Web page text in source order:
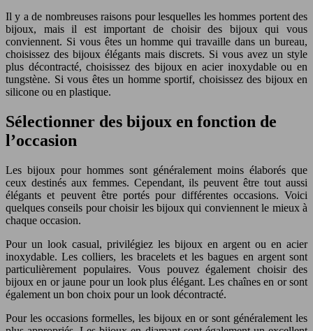
Il y a de nombreuses raisons pour lesquelles les hommes portent des
bijoux, mais il est important de choisir des bijoux qui vous
conviennent. Si vous êtes un homme qui travaille dans un bureau,
choisissez des bijoux élégants mais discrets. Si vous avez un style
plus décontracté, choisissez des bijoux en acier inoxydable ou en
tungstène. Si vous êtes un homme sportif, choisissez des bijoux en
silicone ou en plastique.
Sélectionner des bijoux en fonction de
l’occasion
Les bijoux pour hommes sont généralement moins élaborés que
ceux destinés aux femmes. Cependant, ils peuvent être tout aussi
élégants et peuvent être portés pour différentes occasions. Voici
quelques conseils pour choisir les bijoux qui conviennent le mieux à
chaque occasion.
Pour un look casual, privilégiez les bijoux en argent ou en acier
inoxydable. Les colliers, les bracelets et les bagues en argent sont
particulièrement populaires. Vous pouvez également choisir des
bijoux en or jaune pour un look plus élégant. Les chaînes en or sont
également un bon choix pour un look décontracté.
Pour les occasions formelles, les bijoux en or sont généralement les